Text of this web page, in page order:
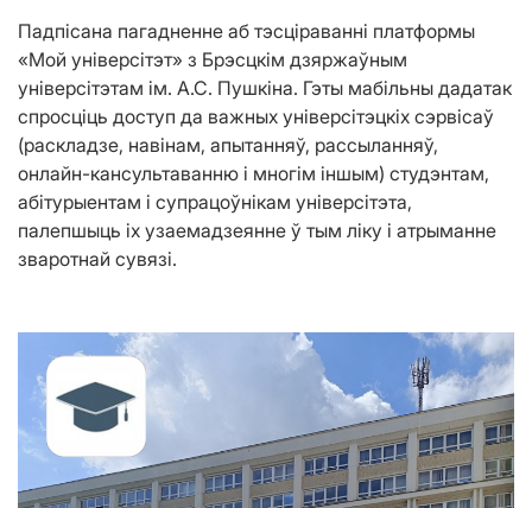
Падпісана пагадненне аб тэсціраванні платформы
«Мой універсітэт» з Брэсцкім дзяржаўным
універсітэтам ім. А.С. Пушкіна. Гэты мабільны дадатак
спросціць доступ да важных універсітэцкіх сэрвісаў
(раскладзе, навінам, апытанняў, рассыланняў,
онлайн-кансультаванню і многім іншым) студэнтам,
абітурыентам і супрацоўнікам універсітэта,
палепшыць іх узаемадзеянне ў тым ліку і атрыманне
зваротнай сувязі.